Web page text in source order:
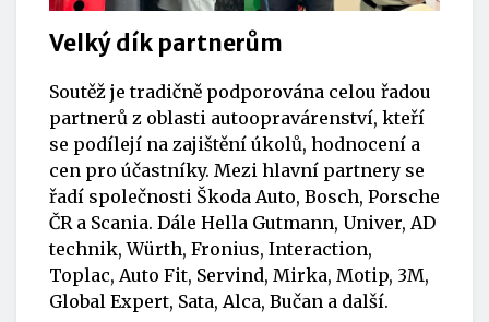
Velký dík partnerům
Soutěž je tradičně podporována celou řadou
partnerů z oblasti autoopravárenství, kteří
se podílejí na zajištění úkolů, hodnocení a
cen pro účastníky. Mezi hlavní partnery se
řadí společnosti Škoda Auto, Bosch, Porsche
ČR a Scania. Dále Hella Gutmann, Univer, AD
technik, Würth, Fronius, Interaction,
Toplac, Auto Fit, Servind, Mirka, Motip, 3M,
Global Expert, Sata, Alca, Bučan a další.